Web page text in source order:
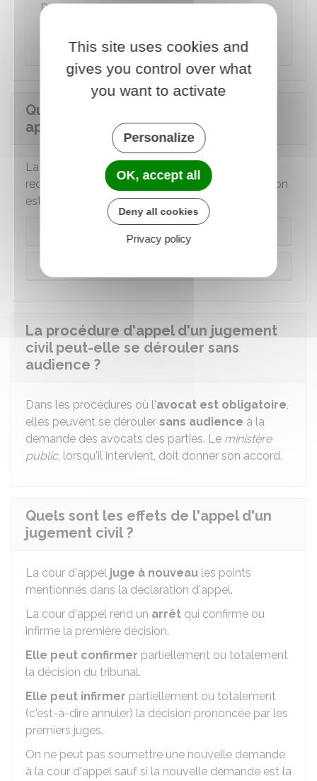
Devant la cour d'appel, vous pouvez faire
aviez en première instance.
Quelle est la procédure pour faire
appel d'un jugement civil ?
La procédure n'est pas la même selon que le
recours à un avocat pour faire appel de la décision
est obligatoire ou non :
La procédure d'appel d'un jugement
civil peut-elle se dérouler sans
audience ?
Dans les procédures où l'avocat est obligatoire,
elles peuvent se dérouler sans audience à la
demande des avocats des parties. Le ministère
public, lorsqu'il intervient, doit donner son accord.
Quels sont les effets de l'appel d'un
jugement civil ?
La cour d'appel juge à nouveau les points
mentionnés dans la déclaration d'appel.
La cour d'appel rend un arrêt qui confirme ou
infirme la première décision.
Elle peut confirmer partiellement ou totalement
la décision du tribunal.
Elle peut infirmer partiellement ou totalement
(c'est-à-dire annuler) la décision prononcée par les
premiers juges.
On ne peut pas soumettre une nouvelle demande
à la cour d'appel sauf si la nouvelle demande est la
This site uses cookies and
gives you control over what
you want to activate
Personalize
OK, accept all
Deny all cookies
Privacy policy